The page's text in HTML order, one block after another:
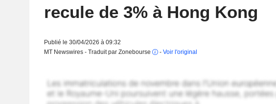
recule de 3% à Hong Kong
Publié le 30/04/2026 à 09:32
MT Newswires - Traduit par Zonebourse
- Voir l'original